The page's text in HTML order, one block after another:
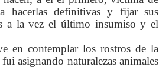
hacerlas definitivas y fijar sus
a la vez el último insumiso y el
en contemplar los rostros de la
asignando naturalezas animales